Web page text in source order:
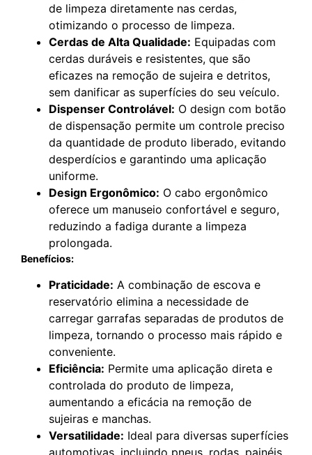
de limpeza diretamente nas cerdas,
otimizando o processo de limpeza.
Cerdas de Alta Qualidade: Equipadas com
cerdas duráveis e resistentes, que são
eficazes na remoção de sujeira e detritos,
sem danificar as superfícies do seu veículo.
Dispenser Controlável: O design com botão
de dispensação permite um controle preciso
da quantidade de produto liberado, evitando
desperdícios e garantindo uma aplicação
uniforme.
Design Ergonômico: O cabo ergonômico
oferece um manuseio confortável e seguro,
reduzindo a fadiga durante a limpeza
prolongada.
Benefícios:
Praticidade: A combinação de escova e
reservatório elimina a necessidade de
carregar garrafas separadas de produtos de
limpeza, tornando o processo mais rápido e
conveniente.
Eficiência: Permite uma aplicação direta e
controlada do produto de limpeza,
aumentando a eficácia na remoção de
sujeiras e manchas.
Versatilidade: Ideal para diversas superfícies
automotivas, incluindo pneus, rodas, painéis